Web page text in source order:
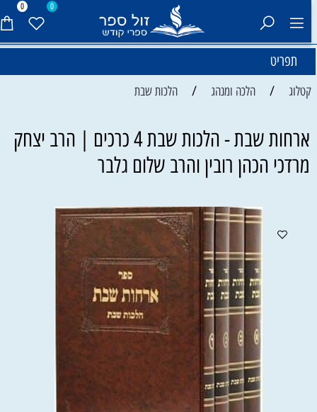
0 0
תפריט
קטלוג / הלכה ומנהג / הלכות שבת
ארחות שבת - הלכות שבת 4 כרכים | הרב יצחק
מרדכי הכהן רובין והרב שלום גלבר